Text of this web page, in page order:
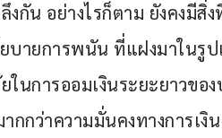
งกัน อย่างไรก็ตาม ยังคงมีสิ่
บายการพนัน ที่แฝงมาในรู
ในการออมเงินระยะยาวข
ากกว่าความมั่นคงทางการเ